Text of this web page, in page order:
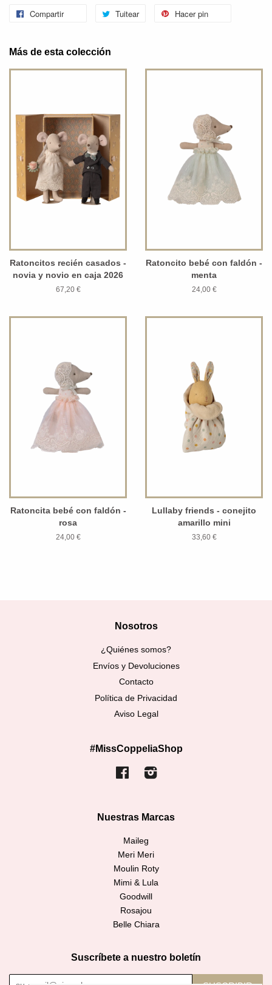
Compartir Tuitear Hacer pin
Más de esta colección
Ratoncitos recién casados -
novia y novio en caja 2026
67,20 €
Ratoncito bebé con faldón -
menta
24,00 €
Ratoncita bebé con faldón -
rosa
24,00 €
Lullaby friends - conejito
amarillo mini
33,60 €
Nosotros
¿Quiénes somos?
Envíos y Devoluciones
Contacto
Política de Privacidad
Aviso Legal
#MissCoppeliaShop
FacebookInstagram
Nuestras Marcas
Maileg
Meri Meri
Moulin Roty
Mimi & Lula
Goodwill
Rosajou
Belle Chiara
Suscríbete a nuestro boletín